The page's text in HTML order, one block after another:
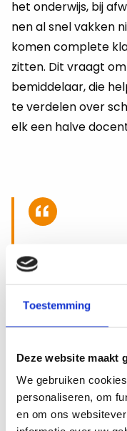
Toestemming
Deze website maakt
We gebruiken
personaliseren, om
en om ons
het on­der­wijs, bij
nen al snel vak­ken
komen com­ple­te
zit­ten. Dit vraagt
be­mid­de­laar, die
te ver­de­len over
elk een halve
Met
wijs
Bemiddelaar